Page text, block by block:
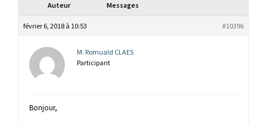
Auteur Messages
février 6, 2018 à 10:53 #10396
M. Romuald CLAES
Participant
Bonjour,